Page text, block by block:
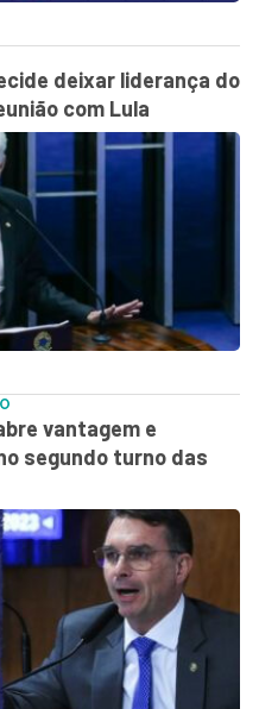
deixar liderança do
com Lula
vantagem e
segundo turno das